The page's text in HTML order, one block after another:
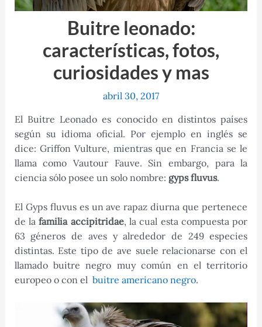
Buitre leonado:
características, fotos,
curiosidades y mas
abril 30, 2017
El Buitre Leonado es conocido en distintos países
según su idioma oficial. Por ejemplo en inglés se
dice: Griffon Vulture, mientras que en Francia se le
llama como Vautour Fauve. Sin embargo, para la
ciencia sólo posee un solo nombre: gyps fluvus.
El Gyps fluvus es un ave rapaz diurna que pertenece
de lafamilia accipitridae, la cual esta compuesta por
63 géneros de aves y alrededor de 249 especies
distintas. Este tipo de ave suele relacionarse con el
llamado buitre negro muy común en el territorio
europeo o con el buitre americano negro.